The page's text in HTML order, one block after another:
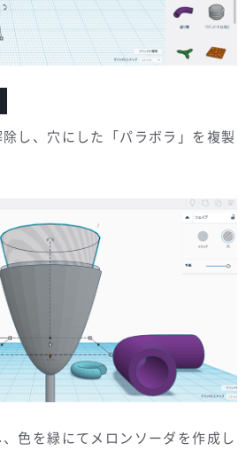
し、穴にした「パラボラ」を複製
色を緑にてメロンソーダを作成し